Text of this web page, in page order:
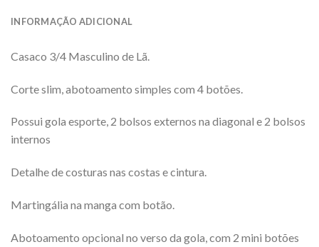
INFORMAÇÃO ADICIONAL
Casaco 3/4 Masculino de Lã.
Corte slim, abotoamento simples com 4 botões.
Possui gola esporte, 2 bolsos externos na diagonal e 2 bolsos
internos
Detalhe de costuras nas costas e cintura.
Martingália na manga com botão.
Abotoamento opcional no verso da gola, com 2 mini botões